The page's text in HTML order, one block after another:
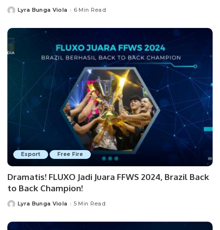
PostedLyra Bunga Viola 6 Min Read
Esport Free Fire
Dramatis! FLUXO Jadi Juara FFWS 2024, Brazil Back
to Back Champion!
PostedLyra Bunga Viola 5 Min Read